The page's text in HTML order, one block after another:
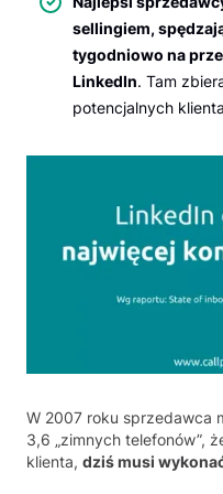
sellingiem,
tygodniowo na
LinkedIn. Tam
potencjalnych
W 2007 roku sprzedawca
3,6 „zimnych telefonów”,
klienta, dziś musi